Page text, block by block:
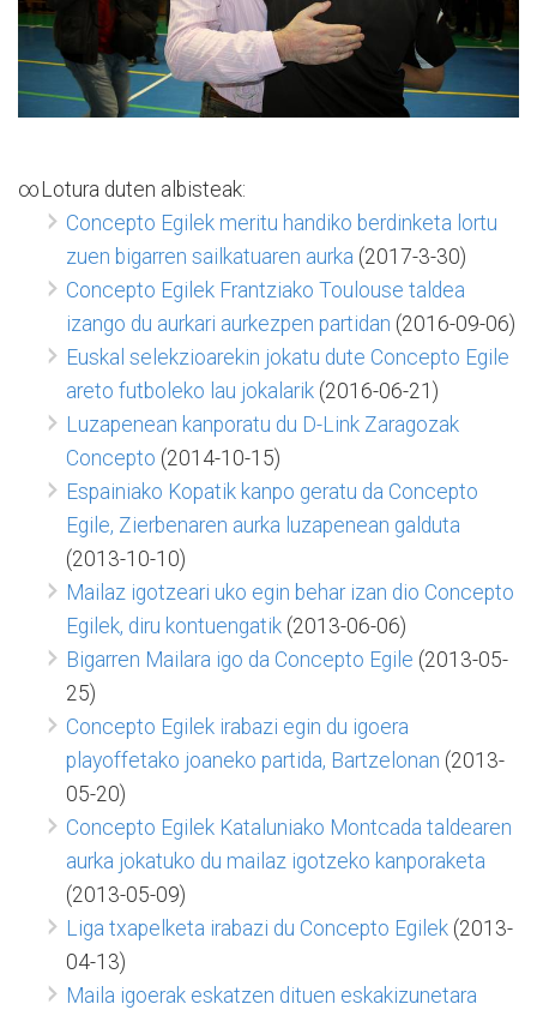
∞Lotura duten albisteak:
Concepto Egilek meritu handiko berdinketa lortu
zuen bigarren sailkatuaren aurka (2017-3-30)
Concepto Egilek Frantziako Toulouse taldea
izango du aurkari aurkezpen partidan (2016-09-06)
Euskal selekzioarekin jokatu dute Concepto Egile
areto futboleko lau jokalarik (2016-06-21)
Luzapenean kanporatu du D-Link Zaragozak
Concepto (2014-10-15)
Espainiako Kopatik kanpo geratu da Concepto
Egile, Zierbenaren aurka luzapenean galduta
(2013-10-10)
Mailaz igotzeari uko egin behar izan dio Concepto
Egilek, diru kontuengatik (2013-06-06)
Bigarren Mailara igo da Concepto Egile (2013-05-
25)
Concepto Egilek irabazi egin du igoera
playoffetako joaneko partida, Bartzelonan (2013-
05-20)
Concepto Egilek Kataluniako Montcada taldearen
aurka jokatuko du mailaz igotzeko kanporaketa
(2013-05-09)
Liga txapelketa irabazi du Concepto Egilek (2013-
04-13)
Maila igoerak eskatzen dituen eskakizunetara